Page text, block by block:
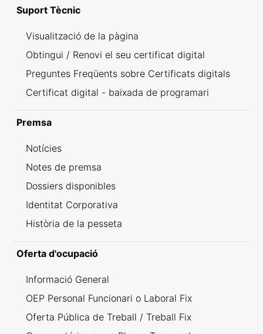
Suport Tècnic
Visualització de la pàgina
Obtingui / Renovi el seu certificat digital
Preguntes Freqüents sobre Certificats digitals
Certificat digital - baixada de programari
Premsa
Notícies
Notes de premsa
Dossiers disponibles
Identitat Corporativa
Història de la pesseta
Oferta d'ocupació
Informació General
OEP Personal Funcionari o Laboral Fix
Oferta Pública de Treball / Treball Fix